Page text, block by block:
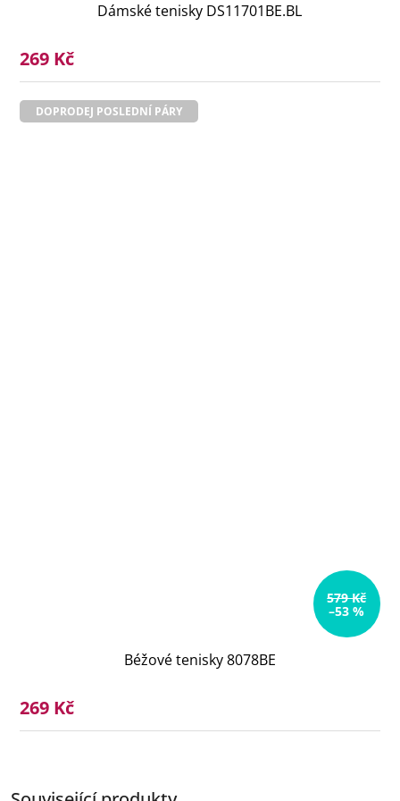
Dámské tenisky DS11701BE.BL
269 Kč
DOPRODEJ POSLEDNÍ PÁRY
579 Kč
–53 %
Béžové tenisky 8078BE
269 Kč